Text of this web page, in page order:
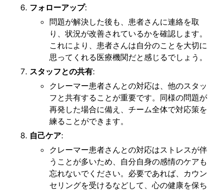
フォローアップ:
問題が解決した後も、患者さんに連絡を取
り、状況が改善されているかを確認します。
これにより、患者さんは自分のことを大切に
思ってくれる医療機関だと感じるでしょう。
スタッフとの共有:
クレーマー患者さんとの対応は、他のスタッ
フと共有することが重要です。同様の問題が
再発した場合に備え、チーム全体で対応策を
練ることができます。
自己ケア:
クレーマー患者さんとの対応はストレスが伴
うことが多いため、自分自身の感情のケアも
忘れないでください。必要であれば、カウン
セリングを受けるなどして、心の健康を保ち